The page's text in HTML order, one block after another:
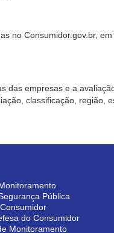
no Consumidor.gov.br,
das empresas e a
classificação, região,
Pública
do Consumidor
Monitoramento